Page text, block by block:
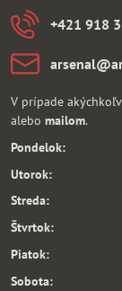
+421 918
V prípade
alebo mailom.
Utorok:
Streda:
Štvrtok:
Piatok:
Sobota: